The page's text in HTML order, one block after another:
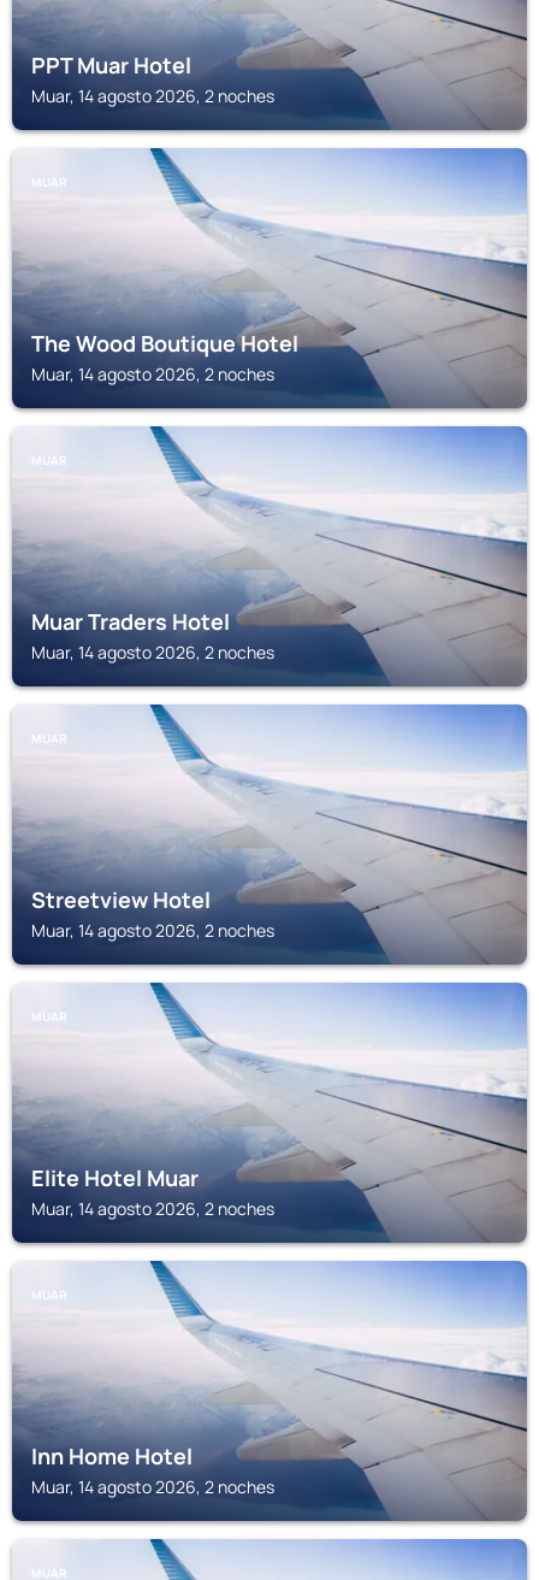
PPT Muar Hotel
Muar, 14 agosto 2026, 2 noches
MUAR
The Wood Boutique Hotel
Muar, 14 agosto 2026, 2 noches
MUAR
Muar Traders Hotel
Muar, 14 agosto 2026, 2 noches
MUAR
Streetview Hotel
Muar, 14 agosto 2026, 2 noches
MUAR
Elite Hotel Muar
Muar, 14 agosto 2026, 2 noches
MUAR
Inn Home Hotel
Muar, 14 agosto 2026, 2 noches
MUAR